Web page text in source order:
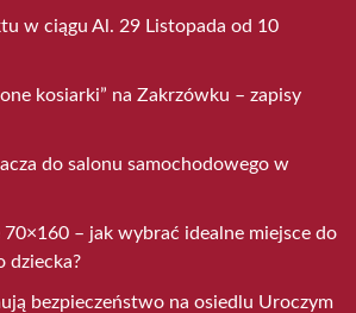
w ciągu Al. 29 Listopada od 10
kosiarki” na Zakrzówku – zapisy
do salonu samochodowego w
70×160 – jak wybrać idealne miejsce do
dziecka?
bezpieczeństwo na osiedlu Uroczym